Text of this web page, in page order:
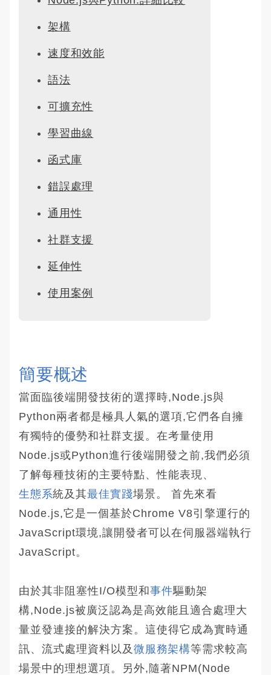
架構
速度和效能
語法
可擴充性
學習曲線
函式庫
錯誤處理
通用性
社群支援
延伸性
使用案例
簡要概述
當面臨後端開發技術的選擇時,Node.js與
Python兩者都是極具人氣的選項,它們各自擁
有獨特的優勢和社群支援。在考量使用
Node.js或Python進行後端開發之前,我們必須
了解每種技術的主要特點、性能表現、
生態系統及其最佳實踐場景。 首先來看
Node.js,它是一個基於Chrome V8引擎運行的
JavaScript環境,讓開發者可以在伺服器端執行
JavaScript。
由於其非阻塞性I/O模型和事件驅動架
構,Node.js被廣泛認為是高效能且適合處理大
量並發連接的解決方案。這使得它成為實時通
訊、流式處理資料以及 微服務架構等需求較高
場景中的理想選項。另外,隨著NPM(Node